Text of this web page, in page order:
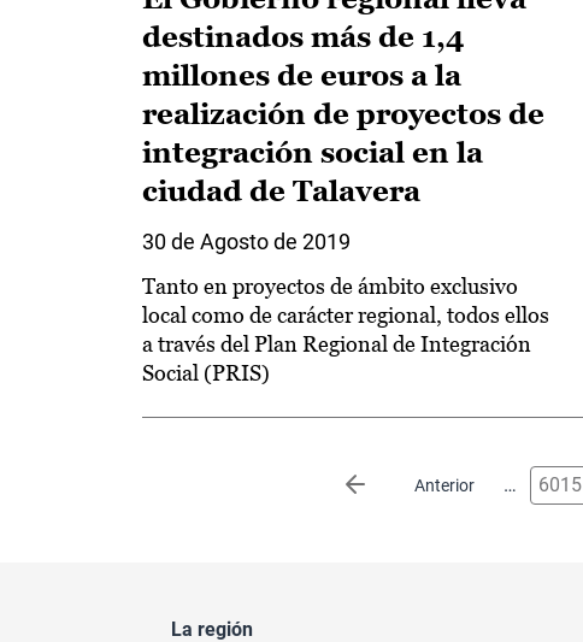
destinados más de 1,4
millones de euros a la
realización de proyectos de
integración social en la
ciudad de Talavera
30 de Agosto de 2019
Tanto en proyectos de ámbito exclusivo
local como de carácter regional, todos ellos
a través del Plan Regional de Integración
Social (PRIS)
Anterior
Página anterior … 6015
La región